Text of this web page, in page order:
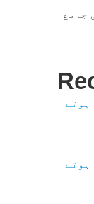
جامع
ہوتے
ہوتے